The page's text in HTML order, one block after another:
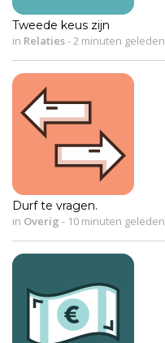
Tweede keus zijn
in Relaties-2 minuten geleden
Durf te vragen.
in Overig - 10 minuten geleden